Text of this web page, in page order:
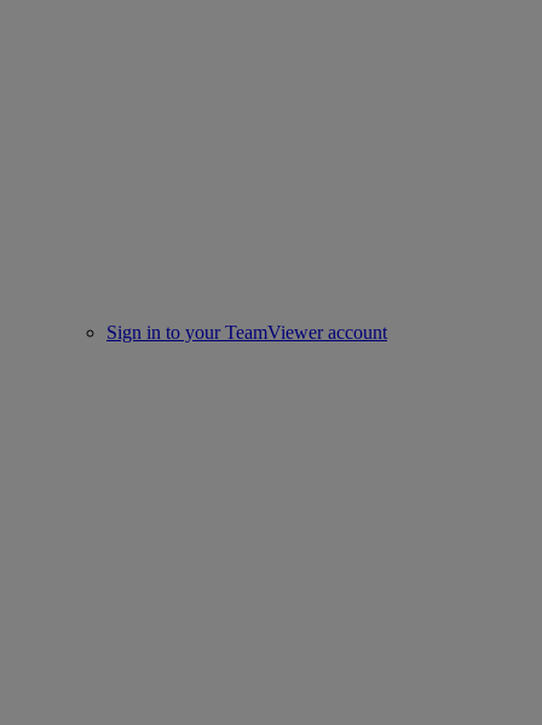
Sign in to your TeamViewer account